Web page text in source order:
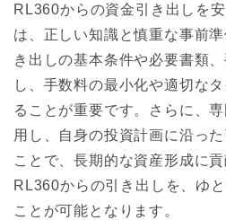
RL360からの資金引き出しを
は、正しい知識と慎重な事前
き出しの基本条件や必要書類
し、手数料の最小化や適切な
ることが重要です。さらに、
用し、自身の投資計画に沿っ
ことで、長期的な資産形成に貢
RL360からの引き出しを、ゆ
ことが可能となります。